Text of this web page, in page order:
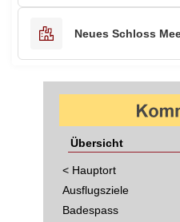
Neues Schloss
Übersicht
< Hauptort
Ausflugsziele
Badespass